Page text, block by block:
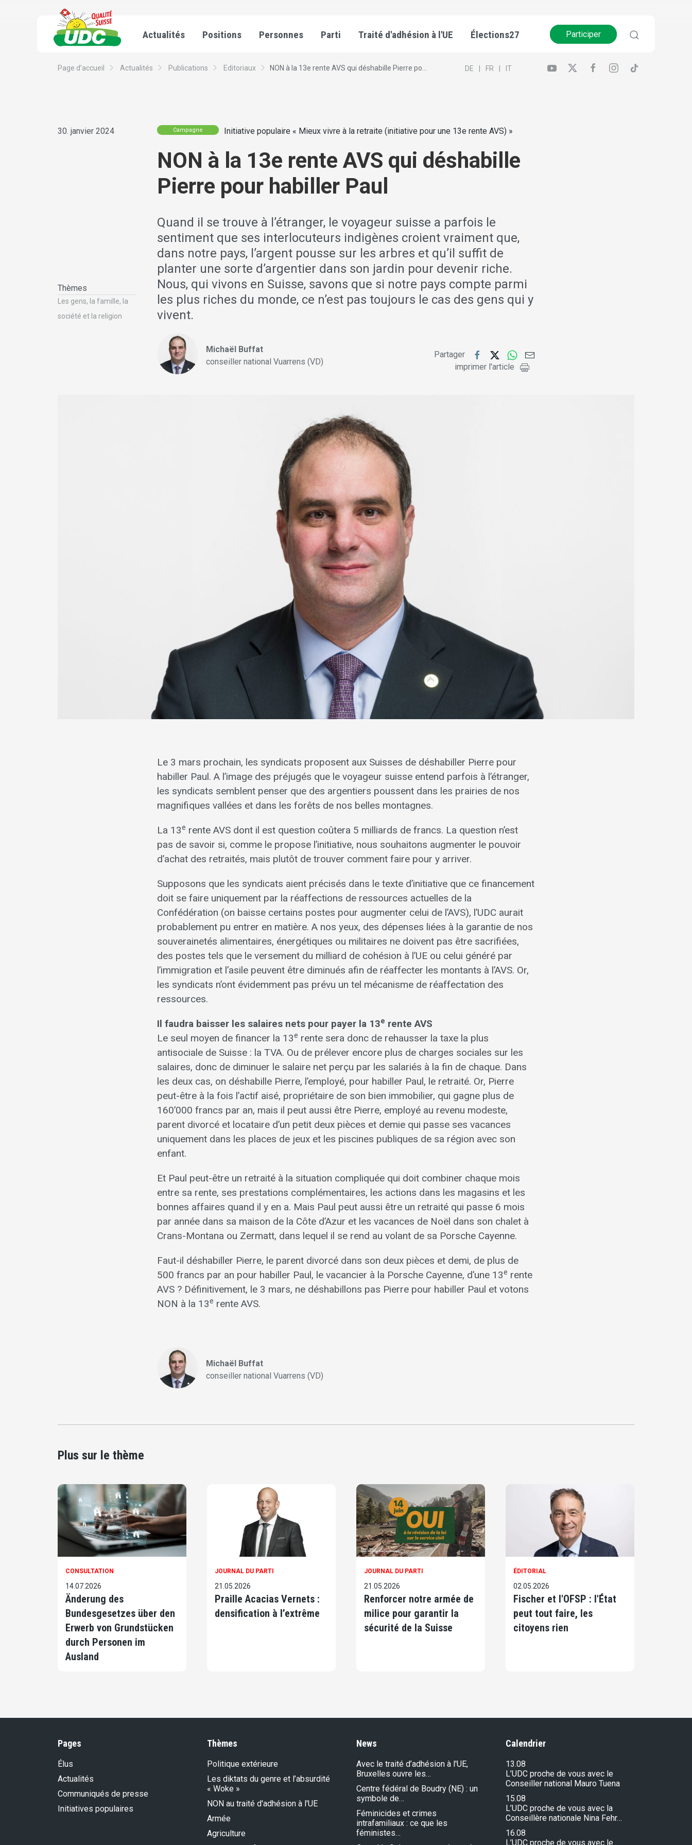
Actualités Positions Personnes Parti Traité d'adhésion à l'UE Élections27 Participer
Page d’accueil Actualités Publications Editoriaux NON à la 13e rente AVS qui déshabille Pierre po... DE FR IT
30. janvier 2024
Thèmes
Les gens, la famille, la
société et la religion
Campagne Initiative populaire « Mieux vivre à la retraite (initiative pour une 13e rente AVS) »
NON à la 13e rente AVS qui déshabille
Pierre pour habiller Paul
Quand il se trouve à l’étranger, le voyageur suisse a parfois le
sentiment que ses interlocuteurs indigènes croient vraiment que,
dans notre pays, l’argent pousse sur les arbres et qu’il suffit de
planter une sorte d’argentier dans son jardin pour devenir riche.
Nous, qui vivons en Suisse, savons que si notre pays compte parmi
les plus riches du monde, ce n’est pas toujours le cas des gens qui y
vivent.
Michaël Buffat
conseiller national Vuarrens (VD)
Partager
imprimer l'article
Le 3 mars prochain, les syndicats proposent aux Suisses de déshabiller Pierre pour
habiller Paul. A l’image des préjugés que le voyageur suisse entend parfois à l’étranger,
les syndicats semblent penser que des argentiers poussent dans les prairies de nos
magnifiques vallées et dans les forêts de nos belles montagnes.
La 13e rente AVS dont il est question coûtera 5 milliards de francs. La question n’est
pas de savoir si, comme le propose l’initiative, nous souhaitons augmenter le pouvoir
d’achat des retraités, mais plutôt de trouver comment faire pour y arriver.
Supposons que les syndicats aient précisés dans le texte d’initiative que ce financement
doit se faire uniquement par la réaffections de ressources actuelles de la
Confédération (on baisse certains postes pour augmenter celui de l’AVS), l’UDC aurait
probablement pu entrer en matière. A nos yeux, des dépenses liées à la garantie de nos
souverainetés alimentaires, énergétiques ou militaires ne doivent pas être sacrifiées,
des postes tels que le versement du milliard de cohésion à l’UE ou celui généré par
l’immigration et l’asile peuvent être diminués afin de réaffecter les montants à l’AVS. Or,
les syndicats n’ont évidemment pas prévu un tel mécanisme de réaffectation des
ressources.
Il faudra baisser les salaires nets pour payer la 13e rente AVS
Le seul moyen de financer la 13e rente sera donc de rehausser la taxe la plus
antisociale de Suisse : la TVA. Ou de prélever encore plus de charges sociales sur les
salaires, donc de diminuer le salaire net perçu par les salariés à la fin de chaque. Dans
les deux cas, on déshabille Pierre, l’employé, pour habiller Paul, le retraité. Or, Pierre
peut-être à la fois l’actif aisé, propriétaire de son bien immobilier, qui gagne plus de
160’000 francs par an, mais il peut aussi être Pierre, employé au revenu modeste,
parent divorcé et locataire d’un petit deux pièces et demie qui passe ses vacances
uniquement dans les places de jeux et les piscines publiques de sa région avec son
enfant.
Et Paul peut-être un retraité à la situation compliquée qui doit combiner chaque mois
entre sa rente, ses prestations complémentaires, les actions dans les magasins et les
bonnes affaires quand il y en a. Mais Paul peut aussi être un retraité qui passe 6 mois
par année dans sa maison de la Côte d’Azur et les vacances de Noël dans son chalet à
Crans-Montana ou Zermatt, dans lequel il se rend au volant de sa Porsche Cayenne.
Faut-il déshabiller Pierre, le parent divorcé dans son deux pièces et demi, de plus de
500 francs par an pour habiller Paul, le vacancier à la Porsche Cayenne, d’une 13e rente
AVS ? Définitivement, le 3 mars, ne déshabillons pas Pierre pour habiller Paul et votons
NON à la 13e rente AVS.
Michaël Buffat
conseiller national Vuarrens (VD)
Plus sur le thème
CONSULTATION
14.07.2026
Änderung des
Bundesgesetzes über den
Erwerb von Grundstücken
durch Personen im
Ausland
JOURNAL DU PARTI
21.05.2026
Praille Acacias Vernets :
densification à l’extrême
JOURNAL DU PARTI
21.05.2026
Renforcer notre armée de
milice pour garantir la
sécurité de la Suisse
ÉDITORIAL
02.05.2026
Fischer et l'OFSP : l'État
peut tout faire, les
citoyens rien
Pages
Élus
Actualités
Communiqués de presse
Initiatives populaires
Thèmes
Politique extérieure
Les diktats du genre et l’absurdité
« Woke »
NON au traité d'adhésion à l'UE
Armée
Agriculture
News
Avec le traité d’adhésion à l'UE,
Bruxelles ouvre les…
Centre fédéral de Boudry (NE) : un
symbole de…
Féminicides et crimes
intrafamiliaux : ce que les
féministes…
Calendrier
13.08
L’UDC proche de vous avec le
Conseiller national Mauro Tuena
15.08
L’UDC proche de vous avec la
Conseillère nationale Nina Fehr…
16.08
L’UDC proche de vous avec le